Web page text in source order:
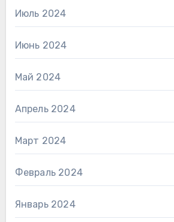
Июль 2024
Июнь 2024
Май 2024
Апрель 2024
Март 2024
Февраль 2024
Январь 2024